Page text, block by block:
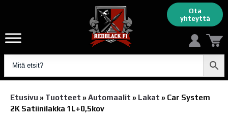
Ota
yhteyttä
Etusivu » Tuotteet » Automaalit » Lakat » Car System
2K Satiinilakka 1L+0,5kov